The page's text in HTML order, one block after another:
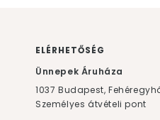
ELÉRHETŐSÉG
Ünnepek Áruháza
1037 Budapest,
Személyes átvételi pont